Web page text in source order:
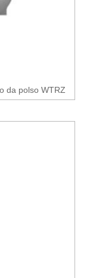
da polso WTRZ